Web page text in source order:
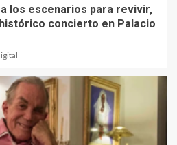
los escenarios para revivir,
concierto en Palacio